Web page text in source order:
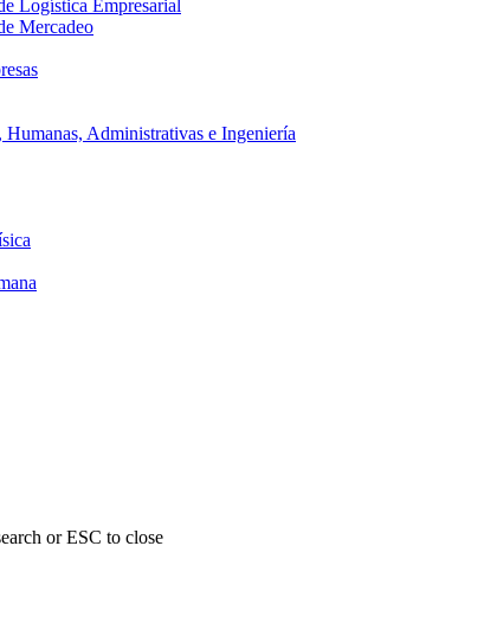
Logística Empresarial
Mercadeo
Humanas, Administrativas e Ingeniería
or ESC to close